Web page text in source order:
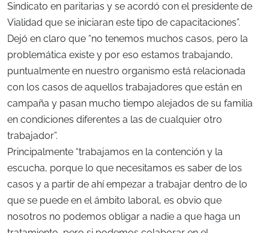
Sindicato en paritarias y se acordó con el presidente de
Vialidad que se iniciaran este tipo de capacitaciones”.
Dejó en claro que “no tenemos muchos casos, pero la
problemática existe y por eso estamos trabajando,
puntualmente en nuestro organismo está relacionada
con los casos de aquellos trabajadores que están en
campaña y pasan mucho tiempo alejados de su familia
en condiciones diferentes a las de cualquier otro
trabajador”.
Principalmente “trabajamos en la contención y la
escucha, porque lo que necesitamos es saber de los
casos y a partir de ahí empezar a trabajar dentro de lo
que se puede en el ámbito laboral, es obvio que
nosotros no podemos obligar a nadie a que haga un